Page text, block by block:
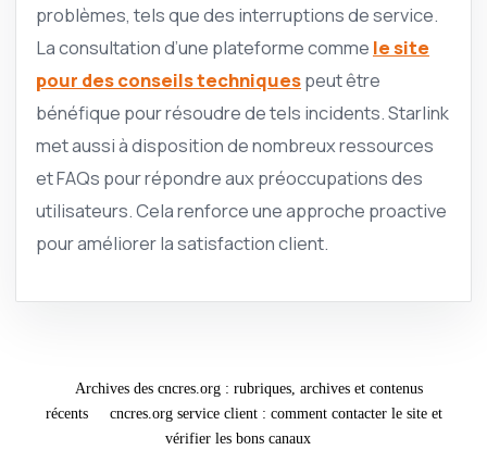
problèmes, tels que des interruptions de service.
La consultation d’une plateforme comme le site
pour des conseils techniquespeut être
bénéfique pour résoudre de tels incidents. Starlink
met aussi à disposition de nombreux ressources
et FAQs pour répondre aux préoccupations des
utilisateurs. Cela renforce une approche proactive
pour améliorer la satisfaction client.
Archives des cncres.org : rubriques, archives et contenus
récents
cncres.org service client : comment contacter le site et
vérifier les bons canaux